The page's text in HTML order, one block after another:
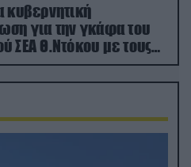
κυβερνητική
για την γκάφα του
ΣΕΑ Θ.Ντόκου με τους